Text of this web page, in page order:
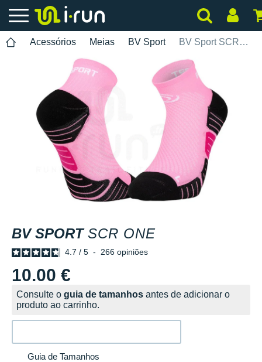
Acessórios Meias BV Sport BV Sport SCR One
BV SPORT SCR ONE
4.7 / 5 - 266 opiniões
10.00 €
Consulte o guia de tamanhos antes de adicionar o
produto ao carrinho.
Guia de Tamanhos